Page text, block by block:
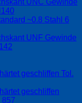
~0.8 Stahl 6
UNF Gewinde
geschliffen Tol.
geschliffen
857